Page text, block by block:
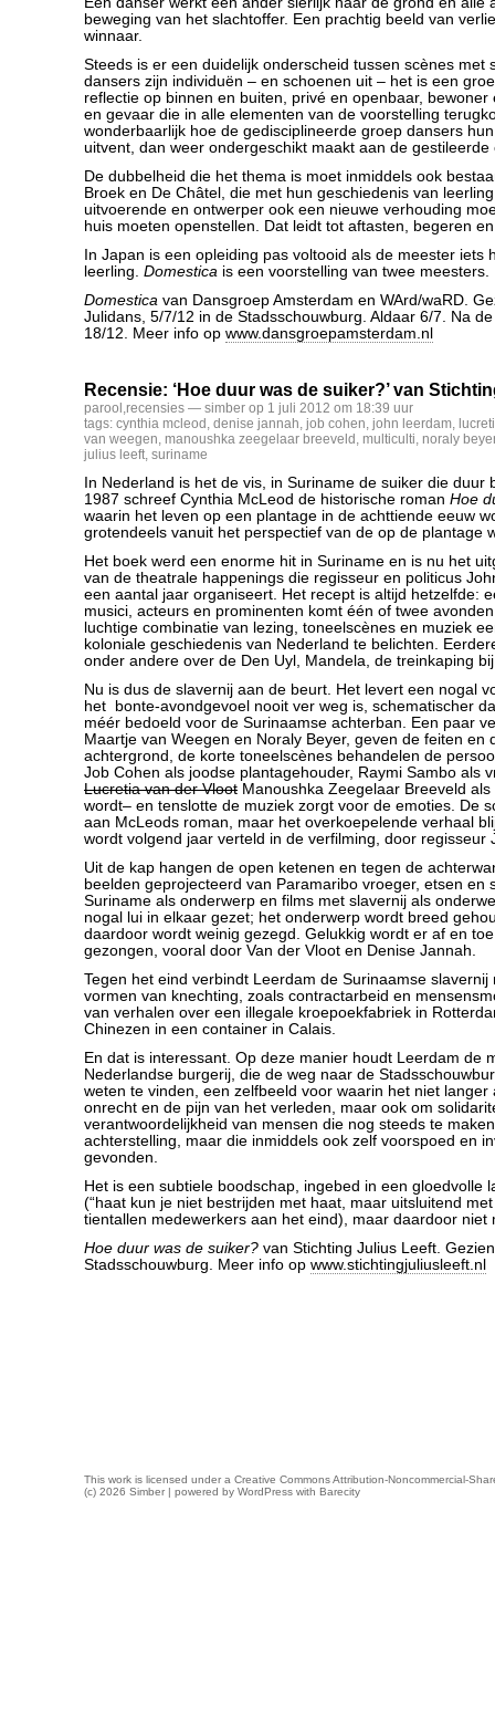
beweging van het slachtoffer. Een prachtig beeld van
winnaar.
Steeds is er een duidelijk onderscheid tussen scènes met
dansers zijn individuën – en schoenen uit – het is een
reflectie op binnen en buiten, privé en openbaar, bewoner
en gevaar die in alle elementen van de voorstelling
wonderbaarlijk hoe de gedisciplineerde groep dansers
uitvent, dan weer ondergeschikt maakt aan de gestileerde
De dubbelheid die het thema is moet inmiddels ook
Broek en De Châtel, die met hun geschiedenis van
uitvoerende en ontwerper ook een nieuwe verhouding
huis moeten openstellen. Dat leidt tot aftasten, begeren
In Japan is een opleiding pas voltooid als de meester iets
leerling. Domestica is een voorstelling van twee meesters.
Domestica van Dansgroep Amsterdam en WArd/waRD.
Julidans, 5/7/12 in de Stadsschouwburg. Aldaar 6/7. Na
18/12. Meer info op www.dansgroepamsterdam.nl
Recensie: ‘Hoe duur was de suiker?’ van
parool ,recensies — simber op 1 juli 2012 om 18:39 uur
tags: cynthia mcleod , denise jannah, job cohen, john leerdam,
van weegen, manoushka zeegelaar breeveld , multiculti, noraly beyer
julius leeft, suriname
In Nederland is het de vis, in Suriname de suiker die duur
1987 schreef Cynthia McLeod de historische roman Hoe
waarin het leven op een plantage in de achttiende eeuw
grotendeels vanuit het perspectief van de op de plantage
Het boek werd een enorme hit in Suriname en is nu het
van de theatrale happenings die regisseur en politicus
een aantal jaar organiseert. Het recept is altijd hetzelfde:
musici, acteurs en prominenten komt één of twee
luchtige combinatie van lezing, toneelscènes en muziek
koloniale geschiedenis van Nederland te belichten.
onder andere over de Den Uyl, Mandela, de treinkaping
Nu is dus de slavernij aan de beurt. Het levert een nogal
het bonte-avondgevoel nooit ver weg is, schematischer
méér bedoeld voor de Surinaamse achterban. Een paar
Maartje van Weegen en Noraly Beyer, geven de feiten en
achtergrond, de korte toneelscènes behandelen de
Job Cohen als joodse plantagehouder, Raymi Sambo als
Lucretia van der Vloot Manoushka Zeegelaar Breeveld
wordt– en tenslotte de muziek zorgt voor de emoties. De
aan McLeods roman, maar het overkoepelende verhaal
wordt volgend jaar verteld in de verfilming, door regisseur
Uit de kap hangen de open ketenen en tegen de
beelden geprojecteerd van Paramaribo vroeger, etsen en
Suriname als onderwerp en films met slavernij als
nogal lui in elkaar gezet; het onderwerp wordt breed
daardoor wordt weinig gezegd. Gelukkig wordt er af en
gezongen, vooral door Van der Vloot en Denise Jannah.
Tegen het eind verbindt Leerdam de Surinaamse slavernij
vormen van knechting, zoals contractarbeid en
van verhalen over een illegale kroepoekfabriek in
Chinezen in een container in Calais.
En dat is interessant. Op deze manier houdt Leerdam de
Nederlandse burgerij, die de weg naar de
weten te vinden, een zelfbeeld voor waarin het niet langer
onrecht en de pijn van het verleden, maar ook om
verantwoordelijkheid van mensen die nog steeds te
achterstelling, maar die inmiddels ook zelf voorspoed en
gevonden.
Het is een subtiele boodschap, ingebed in een gloedvolle
(“haat kun je niet bestrijden met haat, maar uitsluitend
tientallen medewerkers aan het eind), maar daardoor niet
Hoe duur was de suiker? van Stichting Julius Leeft.
Stadsschouwburg. Meer info op www.stichtingjuliusleeft.nl
This work is licensed under a Creative Commons Attribution-Noncommercial-
(c) 2026 Simber | powered by WordPress with Barecity